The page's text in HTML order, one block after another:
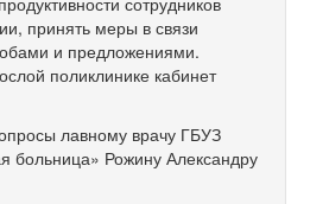
принять меры в связи
и предложениями.
поликлинике кабинет
лавному врачу ГБУЗ
больница» Рожину Александру